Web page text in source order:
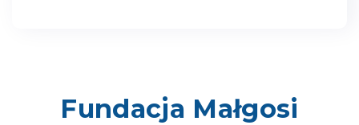
Fundacja Małgosi